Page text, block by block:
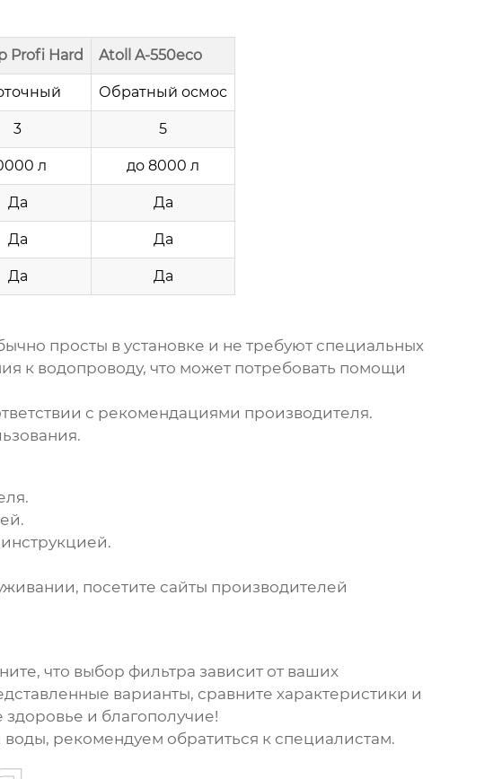
Profi Hard Atoll A-550eco
Обратный осмос
3 5
л до 8000 л
Да Да
Да Да
Да Да
просты в установке и не требуют специальных
к водопроводу, что может потребовать помощи
с рекомендациями производителя.
посетите сайты производителей
что выбор фильтра зависит от ваших
варианты, сравните характеристики и
и благополучие!
рекомендуем обратиться к специалистам.